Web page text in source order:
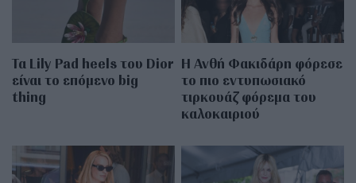
Τα Lily Pad heels του Dior
είναι το επόμενο big
thing
Η Ανθή Φακιδάρη φόρεσε
το πιο εντυπωσιακό
τιρκουάζ φόρεμα του
καλοκαιριού